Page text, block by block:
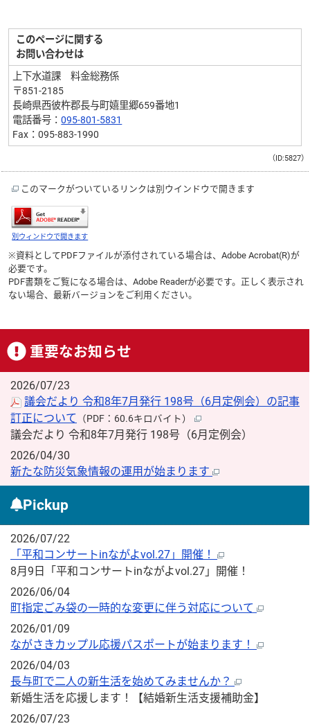
このページに関する
お問い合わせは
上下水道課 料金総務係
〒851-2185
長崎県西彼杵郡長与町嬉里郷659番地1
電話番号：095-801-5831
Fax：095-883-1990
（ID:5827）
このマークがついているリンクは別ウインドウで開きます
別ウィンドウで開きます
※資料としてPDFファイルが添付されている場合は、Adobe Acrobat(R)が
必要です。
PDF書類をご覧になる場合は、Adobe Readerが必要です。正しく表示され
ない場合、最新バージョンをご利用ください。
重要なお知らせ
2026/07/23
議会だより 令和8年7月発行 198号（6月定例会）の記事
訂正について （PDF：60.6キロバイト）
議会だより 令和8年7月発行 198号（6月定例会）
2026/04/30
新たな防災気象情報の運用が始まります
Pickup
2026/07/22
「平和コンサートinながよvol.27」開催！
8月9日「平和コンサートinながよvol.27」開催！
2026/06/04
町指定ごみ袋の一時的な変更に伴う対応について
2026/01/09
ながさきカップル応援パスポートが始まります！
2026/04/03
長与町で二人の新生活を始めてみませんか？
新婚生活を応援します！【結婚新生活支援補助金】
2026/07/23